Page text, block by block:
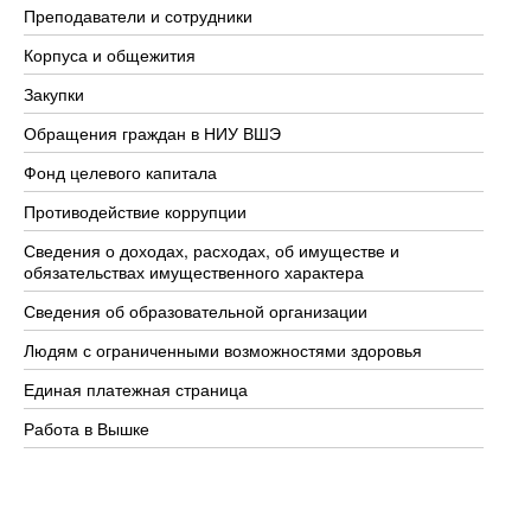
Преподаватели и сотрудники
Корпуса и общежития
Закупки
Обращения граждан в НИУ ВШЭ
Фонд целевого капитала
Противодействие коррупции
Сведения о доходах, расходах, об имуществе и
обязательствах имущественного характера
Сведения об образовательной организации
Людям с ограниченными возможностями здоровья
Единая платежная страница
Работа в Вышке